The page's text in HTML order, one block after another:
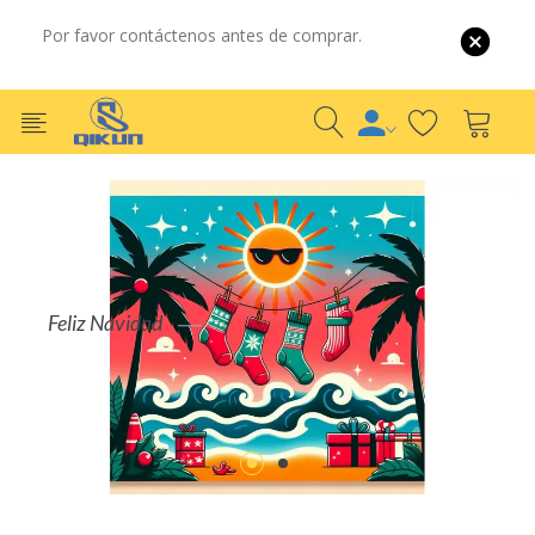
Por favor contáctenos antes de comprar.
Por Mayor
Por Detalle
COMPRAR AHORA